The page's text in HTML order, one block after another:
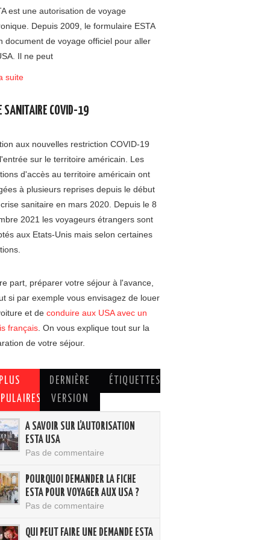
est une autorisation de voyage
Depuis 2009, le formulaire ESTA
document de voyage officiel pour aller
Il ne peut
suite
SANITAIRE COVID-19
aux nouvelles restriction COVID-19
sur le territoire américain. Les
d'accès au territoire américain ont
à plusieurs reprises depuis le début
sanitaire en mars 2020. Depuis le 8
2021 les voyageurs étrangers sont
aux Etats-Unis mais selon certaines
part, préparer votre séjour à l'avance,
si par exemple vous envisagez de louer
et de conduire aux USA avec un
français . On vous explique tout sur la
de votre séjour.
DERNIÈRE
VERSION
ÉTIQUETTES
A SAVOIR SUR L’AUTORISATION
ESTA USA
Pas de commentaire
POURQUOI DEMANDER LA FICHE
ESTA POUR VOYAGER AUX USA ?
Pas de commentaire
QUI PEUT FAIRE UNE DEMANDE ESTA